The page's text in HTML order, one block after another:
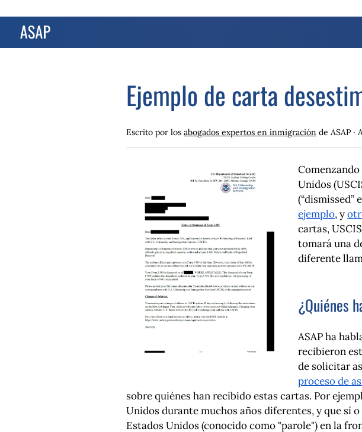
Ejemplo de carta
Escrito por losabogados expertos en inmigración de ASAP ·
Unidos
(“dismissed”
ejemplo, y
cartas,
tomará una
diferente
¿Quiénes
ASAP ha
recibieron
de solicitar
proceso de
sobre quiénes han recibido estas cartas. Por
Unidos durante muchos años diferentes, y que sí
Estados Unidos (conocido como "parole") en la